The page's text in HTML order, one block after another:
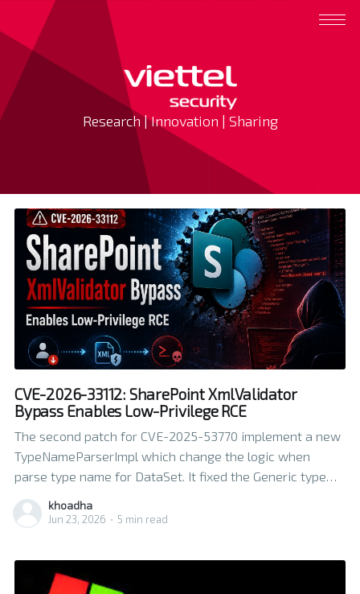
Research | Innovation | Sharing
CVE-2026-33112: SharePoint XmlValidator
Bypass Enables Low-Privilege RCE
The second patch for CVE-2025-53770 implement a new
TypeNameParserImpl which change the logic when
parse type name for DataSet. It fixed the Generic type
name issue. But when building a XSD schema set,
attacker can use <xsd:import> and <xsd:include> Element
khoadha
Jun 23, 2026 • 5 min read